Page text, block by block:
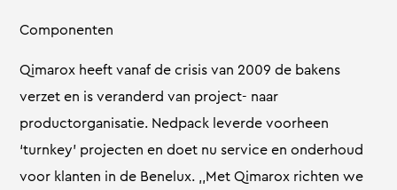
Componenten
Qimarox heeft vanaf de crisis van 2009 de bakens
verzet en is veranderd van project- naar
productorganisatie. Nedpack leverde voorheen
‘turnkey’ projecten en doet nu service en onderhoud
voor klanten in de Benelux. ,,Met Qimarox richten we